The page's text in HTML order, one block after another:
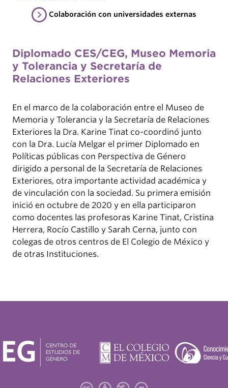
Colaboración con universidades externas
Diplomado CES/CEG, Museo Memoria
y Tolerancia y Secretaría de
Relaciones Exteriores
En el marco de la colaboración entre el Museo de
Memoria y Tolerancia y la Secretaría de Relaciones
Exteriores la Dra. Karine Tinat co-coordinó junto
con la Dra. Lucía Melgar el primer Diplomado en
Políticas públicas con Perspectiva de Género
dirigido a personal de la Secretaría de Relaciones
Exteriores, otra importante actividad académica y
de vinculación con la sociedad. Su primera emisión
inició en octubre de 2020 y en ella participaron
como docentes las profesoras Karine Tinat, Cristina
Herrera, Rocío Castillo y Sarah Cerna, junto con
colegas de otros centros de El Colegio de México y
de otras Instituciones.